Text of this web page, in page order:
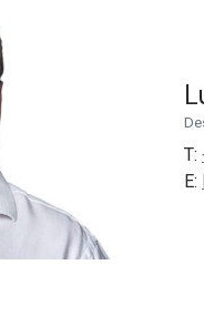
T:
E: